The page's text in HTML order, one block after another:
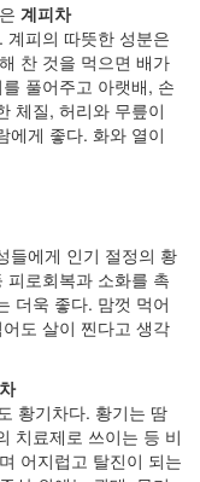
계피차
계피의 따뜻한 성분은
찬 것을 먹으면 배가
풀어주고 아랫배, 손
체질, 허리와 무릎이
에게 좋다. 화와 열이
들에게 인기 절정의 황
피로회복과 소화를 촉
더욱 좋다. 맘껏 먹어
도 살이 찐다고 생각
황기차다. 황기는 땀
치료제로 쓰이는 등 비
어지럽고 탈진이 되는